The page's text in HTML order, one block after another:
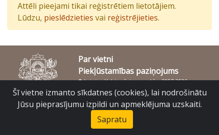
Attēli pieejami tikai reģistrētiem lietotājiem.
Lūdzu, pieslēdzieties vai reģistrējieties.
Par vietni
Piekļūstamības paziņojums
© Latvijas Valsts vēstures arhīvs 2007-2026
Slokas iela 16, Rīga, LV – 1048
Šī vietne izmanto sīkdatnes (cookies), lai nodrošinātu
Jūsu pieprasījumu izpildi un apmeklējuma uzskaiti.
Sapratu